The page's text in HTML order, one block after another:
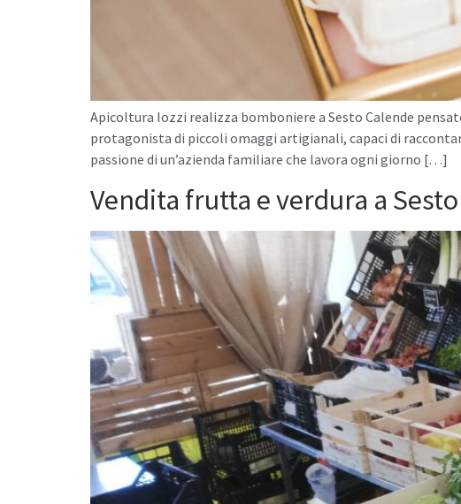
Apicoltura Iozzi realizza bomboniere a Sesto Calende
protagonista di piccoli omaggi artigianali, capaci di
passione di un’azienda familiare che lavora ogni giorno […]
Vendita frutta e verdura a